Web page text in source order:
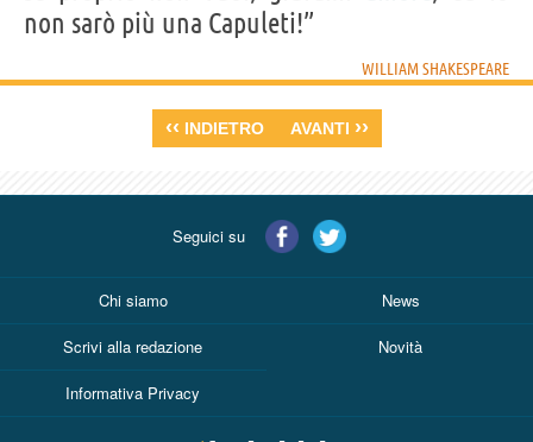
non sarò più una Capuleti!”
WILLIAM SHAKESPEARE
‹‹ INDIETRO AVANTI ››
Seguici su
Chi siamo News
Scrivi alla redazione Novità
Informativa Privacy